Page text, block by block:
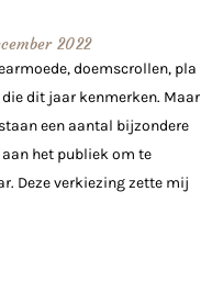
2022
doemscrollen, pla
dit jaar kenmerken. Maar
een aantal bijzondere
het publiek om te
Deze verkiezing zette mij